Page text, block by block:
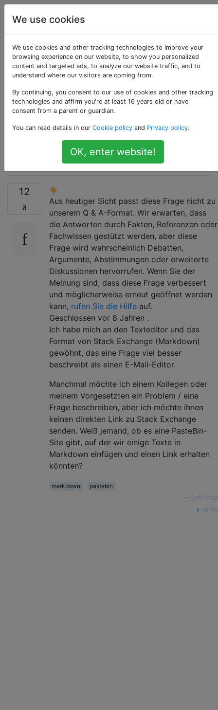
Web
Applikationen
Auf der Suche nach
einem Pastebin, der
Markdown
unterstützt
[geschlossen]
12
Aus heutiger Sicht passt diese Frage nicht zu
unserem Q & A-Format. Wir erwarten, dass
die Antworten durch Fakten, Referenzen oder
Fachwissen gestützt werden, aber diese
Frage wird wahrscheinlich Debatten,
Argumente, Abstimmungen oder erweiterte
Diskussionen hervorrufen. Wenn Sie der
Meinung sind, dass diese Frage verbessert
und möglicherweise erneut geöffnet werden
kann, rufen Sie die Hilfe auf.
Geschlossen vor 8 Jahren .
Ich habe mich an den Texteditor und das
Format von Stack Exchange (Markdown)
gewöhnt, das eine Frage viel besser
beschreibt als einen E-Mail-Editor.
Manchmal möchte ich einem Kollegen oder
meinem Vorgesetzten ein Problem / eine
Frage beschreiben, aber ich möchte ihnen
keinen direkten Link zu Stack Exchange
senden. Weiß jemand, ob es eine PasteBin-
Site gibt, auf der wir einige Texte in
Markdown einfügen und einen Link erhalten
könnten?
markdown
pastebin
SoftTimur
quelle
We use cookies
We use cookies and other tracking technologies to improve your
browsing experience on our website, to show you personalized
content and targeted ads, to analyze our website traffic, and to
understand where our visitors are coming from.
By continuing, you consent to our use of cookies and other tracking
technologies and affirm you're at least 16 years old or have
consent from a parent or guardian.
You can read details in our Cookie policy and Privacy policy.
OK, enter website!